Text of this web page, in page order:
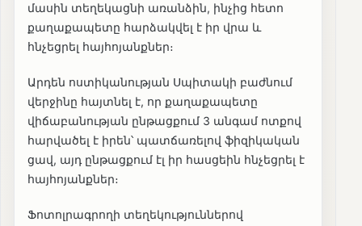
մասին տեղեկացնի առանձին, ինչից հետո
քաղաքապետը հարձակվել է իր վրա և
հնչեցրել հայհոյանքներ։
Արդեն ոստիկանության Սպիտակի բաժնում
վերջինը հայտնել է, որ քաղաքապետը
վիճաբանության ընթացքում 3 անգամ ոտքով
հարվածել է իրեն՝ պատճառելով ֆիզիկական
ցավ, այդ ընթացքում էլ իր հասցեին հնչեցրել է
հայհոյանքներ։
Ֆոտոլրագրողի տեղեկություններով